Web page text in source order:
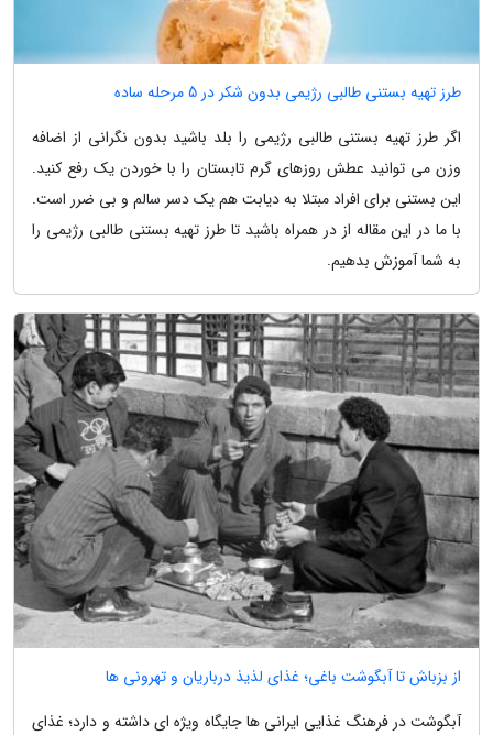
طرز تهیه بستنی طالبی رژیمی بدون شکر در 5 مرحله ساده
اگر طرز تهیه بستنی طالبی رژیمی را بلد باشید بدون نگرانی از اضافه
وزن می توانید عطش روزهای گرم تابستان را با خوردن یک رفع کنید.
این بستنی برای افراد مبتلا به دیابت هم یک دسر سالم و بی ضرر است.
با ما در این مقاله از در همراه باشید تا طرز تهیه بستنی طالبی رژیمی را
به شما آموزش بدهیم.
از بزباش تا آبگوشت باغی؛ غذای لذیذ درباریان و تهرونی ها
آبگوشت در فرهنگ غذایی ایرانی ها جایگاه ویژه ای داشته و دارد؛ غذای